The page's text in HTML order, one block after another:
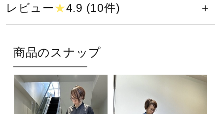
直営店一覧
取扱店一覧
43：オリーブナイト
本体：ポリエステル90％、ポリウレタン10％
前身上部：ポリエステル100％
バインダー：ポリエステル93％、ポリウレタン7％
レビュー★4.9 (10件)
商品のスナップ